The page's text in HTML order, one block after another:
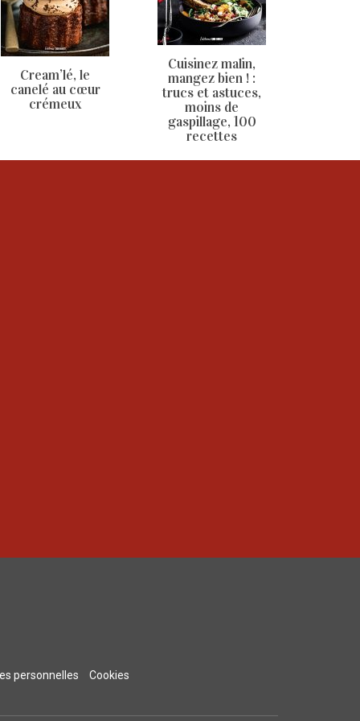
Cream’lé, le
canelé au cœur
crémeux
Cuisinez malin,
mangez bien ! :
trucs et astuces,
moins de
gaspillage, 100
recettes
personnelles Cookies